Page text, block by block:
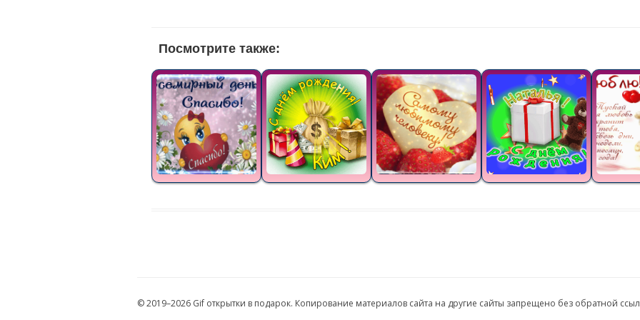
Посмотрите также:
© 2019–2026 Gif открытки в подарок. Копирование материалов сайта на другие сайты запрещено без обратной